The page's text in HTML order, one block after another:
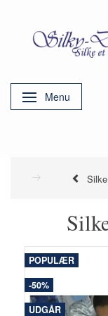
Skifte navigation
Menu
POPULÆR
-50%
UDGÅR